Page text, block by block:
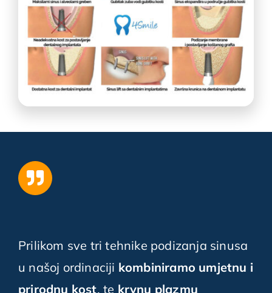
Prilikom sve tri tehnike podizanja sinusa
u našoj ordinaciji kombiniramo umjetnu i
prirodnu kost, te krvnu plazmu